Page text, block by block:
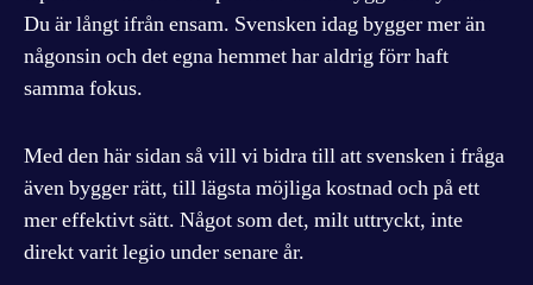
Du är långt ifrån ensam. Svensken idag bygger mer än
någonsin och det egna hemmet har aldrig förr haft
samma fokus.
Med den här sidan så vill vi bidra till att svensken i fråga
även bygger rätt, till lägsta möjliga kostnad och på ett
mer effektivt sätt. Något som det, milt uttryckt, inte
direkt varit legio under senare år.